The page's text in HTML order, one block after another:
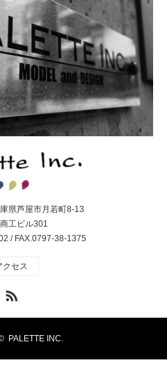
県芦屋市月若町8-13
工ビル301
/ FAX.0797-38-1375
クセス
PALETTE INC.